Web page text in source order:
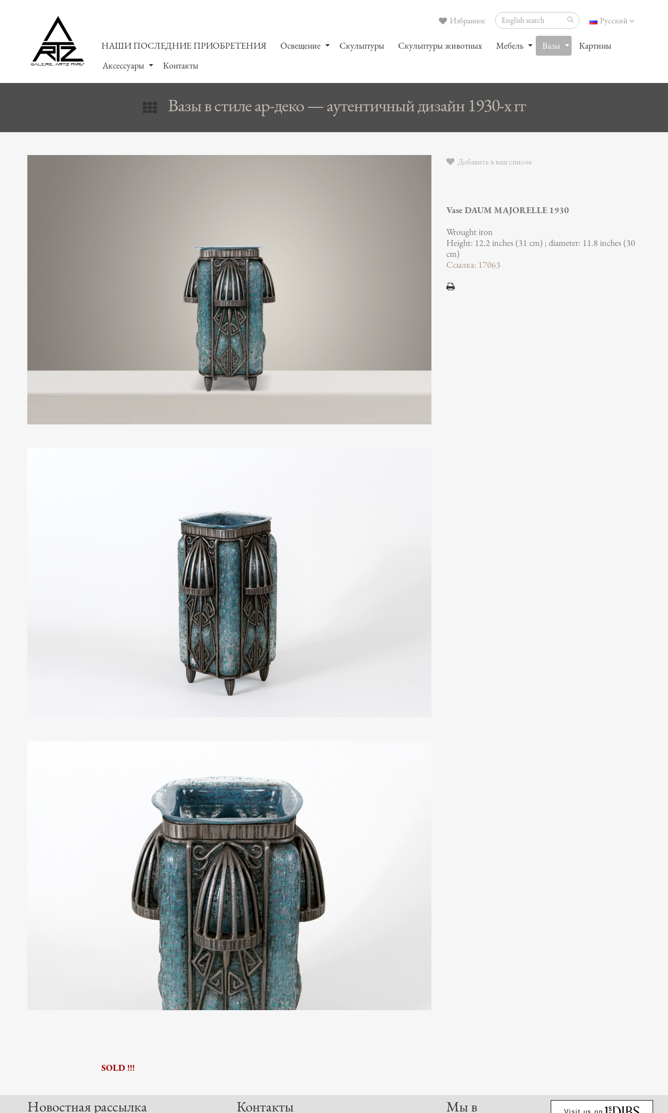
Русский
Избранное
НАШИ ПОСЛЕДНИЕ ПРИОБРЕТЕНИЯ Oсвещение Скульптуры Скульптуры животных Мебель Вазы
Картины
Аксессуары
Контакты
Вазы в стиле ар-деко — аутентичный дизайн 1930-х гг
Добавить в ваш список
Vase DAUM MAJORELLE 1930
Wrought iron
Height: 12.2 inches (31 cm) ; diameter: 11.8 inches (30
cm)
Ссылка: 17063
SOLD !!!
Новостная рассылка Контакты Мы в